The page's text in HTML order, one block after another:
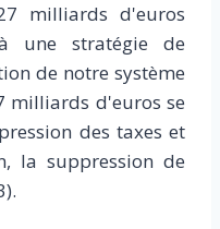
milliards d'euros
une stratégie de
de notre système
milliards d'euros se
des taxes et
la suppression de